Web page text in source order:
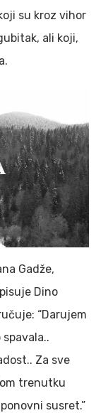
su kroz vihor
ali koji,
Gadže,
Dino
“Darujem
Za sve
trenutku
susret.”